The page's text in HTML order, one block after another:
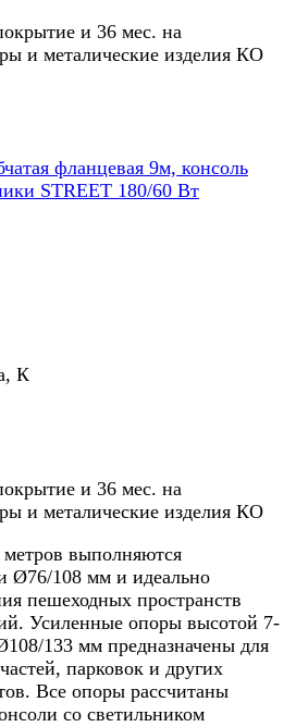
и 36 мес. на
и металические изделия КО
фланцевая 9м, консоль
STREET 180/60 Вт
К
и 36 мес. на
и металические изделия КО
выполняются
Ø76/108 мм и идеально
пешеходных пространств
Усиленные опоры высотой 7-
133 мм предназначены для
парковок и других
Все опоры рассчитаны
со светильником